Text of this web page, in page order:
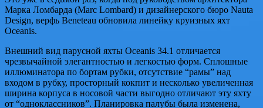
Марка Ломбарда (Marc Lombard) и дизайнерского бюро Nauta
Design, верфь Beneteau обновила линейку круизных яхт
Oceanis.
Внешний вид парусной яхты Oceanis 34.1 отличается
чрезвычайной элегантностью и легкостью форм. Сплошные
иллюминатора по бортам рубки, отсутствие “рамы” над
входом в рубку, просторный кокпит и несколько увеличенная
ширина корпуса в носовой части выгодно отличают эту яхту
от “одноклассников”. Планировка палубы была изменена,